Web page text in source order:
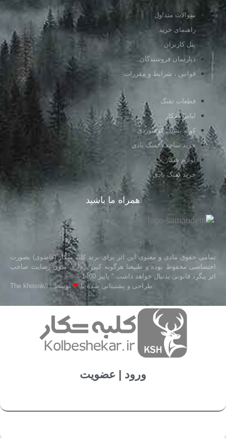
سوالات متداول
راهنمای خرید
پنل کاربران
دپارتمان فروشندگان
قوانین ، شرایط و مقررات
قطعات تفنگ
لباس شکار
کوله پشتی کوهنوردی
خرید ساچمه تفنگ بادی
لوازم شکار
خرید تفنگ بادی
همراه ما باشید
تمامی حقوق مادی و معنوی این اثر برای برند کلبه شکار (قاضوی) بصورت
اختصاصی محفوظ بوده و طبیعتا هرگونه کپی برداری بدون رضایت صاحب
اثر پیگرد قانونی بدنبال خواهد داشت." پاییز 1400 "
طراحی و پشتیبانی شده با❤توسط : The khosravi
ورود | عضویت